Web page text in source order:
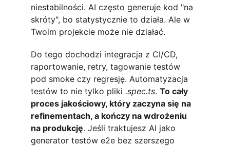
niestabilności. AI często generuje kod "na
skróty", bo statystycznie to działa. Ale w
Twoim projekcie może nie działać.
Do tego dochodzi integracja z CI/CD,
raportowanie, retry, tagowanie testów
pod smoke czy regresję. Automatyzacja
testów to nie tylko pliki .spec.ts. To cały
proces jakościowy, który zaczyna się na
refinementach, a kończy na wdrożeniu
na produkcję. Jeśli traktujesz AI jako
generator testów e2e bez szerszego